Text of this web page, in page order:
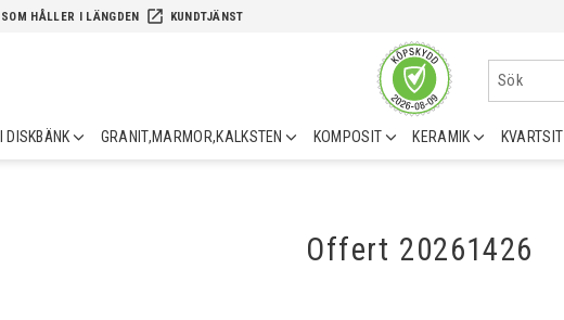
HÅLLER I LÄNGDEN launch KUNDTJÄNST
DISKBÄNK GRANIT,MARMOR,KALKSTEN KOMPOSIT KERAMIK KVARTSIT
Offert 20261426